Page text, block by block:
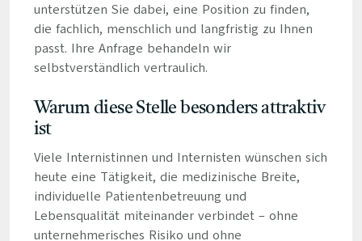
unterstützen Sie dabei, eine Position zu finden,
die fachlich, menschlich und langfristig zu Ihnen
passt. Ihre Anfrage behandeln wir
selbstverständlich vertraulich.
Warum diese Stelle besonders attraktiv
ist
Viele Internistinnen und Internisten wünschen sich
heute eine Tätigkeit, die medizinische Breite,
individuelle Patientenbetreuung und
Lebensqualität miteinander verbindet – ohne
unternehmerisches Risiko und ohne